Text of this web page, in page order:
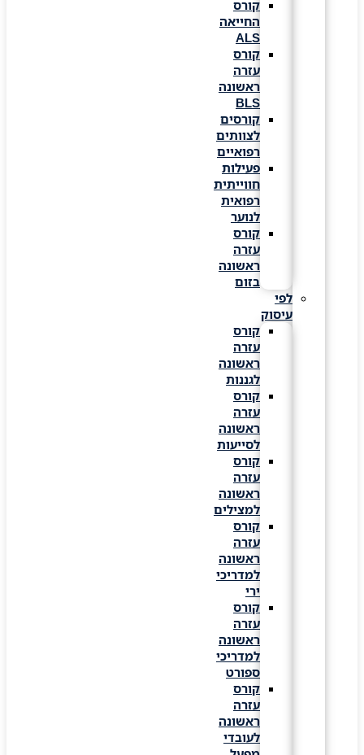
קורס
החייאה
קורס
עזרה
ראשונה
קורסים
לצוותים
רפואיים
פעילות
חווייתית
רפואית
לנוער
קורס
עזרה
ראשונה
לפי
עיסוק
קורס
עזרה
ראשונה
לגננות
קורס
עזרה
ראשונה
לסייעות
קורס
עזרה
ראשונה
למצילים
קורס
עזרה
ראשונה
למדריכי
קורס
עזרה
ראשונה
למדריכי
ספורט
קורס
עזרה
ראשונה
לעובדי